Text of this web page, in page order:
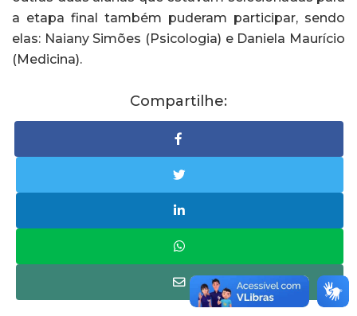
a etapa final também puderam participar, sendo
elas: Naiany Simões (Psicologia) e Daniela Maurício
(Medicina).
Compartilhe: